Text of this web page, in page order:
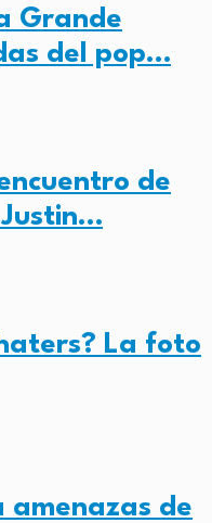
Grande
del pop…
de
Justin…
La foto
amenazas de